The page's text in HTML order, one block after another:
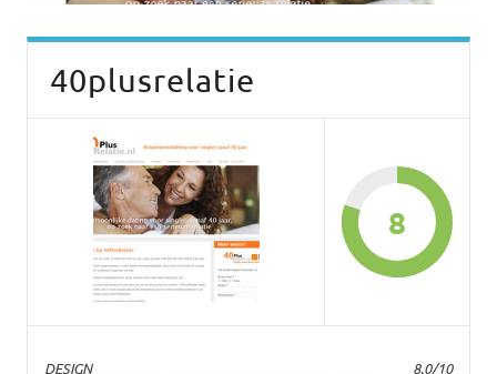
40plusrelatie
8
DESIGN 8.0/10